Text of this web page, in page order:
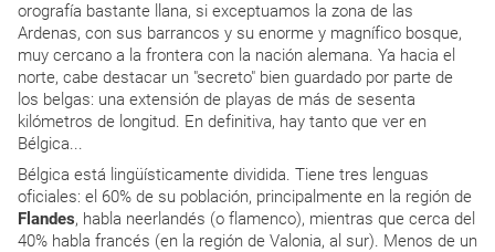
orografía bastante llana, si exceptuamos la zona de las
Ardenas, con sus barrancos y su enorme y magnífico bosque,
muy cercano a la frontera con la nación alemana. Ya hacia el
norte, cabe destacar un "secreto" bien guardado por parte de
los belgas: una extensión de playas de más de sesenta
kilómetros de longitud. En definitiva, hay tanto que ver en
Bélgica...
Bélgica está lingüísticamente dividida. Tiene tres lenguas
oficiales: el 60% de su población, principalmente en la región de
Flandes, habla neerlandés (o flamenco), mientras que cerca del
40% habla francés (en la región de Valonia, al sur). Menos de un